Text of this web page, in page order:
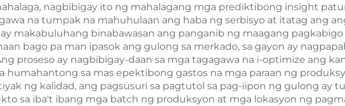
nagbibigay ito ng mahalagang mga prediktibong insight
na tumpak na mahuhulaan ang haba ng serbisyo at itatag ang
makabuluhang binabawasan ang panganib ng maagang
bago pa man ipasok ang gulong sa merkado, sa gayon ay
proseso ay nagbibigay-daan sa mga tagagawa na i-optimize ang
humahantong sa mas epektibong gastos na mga paraan ng
ng kalidad, ang pagsusuri sa pagtutol sa pag-iipon ng gulong ay
sa iba't ibang mga batch ng produksyon at mga lokasyon ng